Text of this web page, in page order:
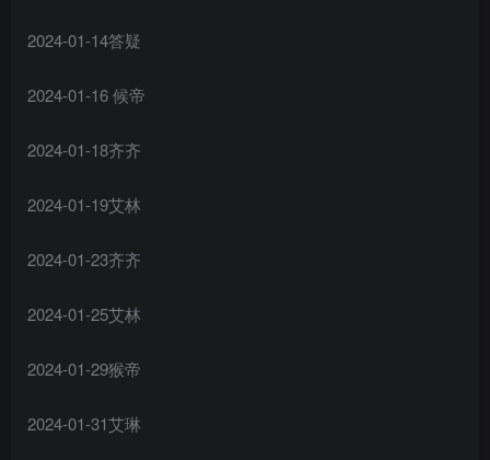
2024-01-14答疑
2024-01-16 候帝
2024-01-18齐齐
2024-01-19艾林
2024-01-23齐齐
2024-01-25艾林
2024-01-29猴帝
2024-01-31艾琳